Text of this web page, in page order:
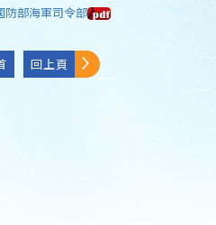
防部海軍司令部
回上頁